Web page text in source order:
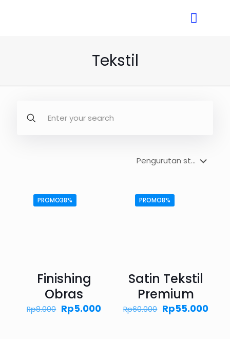
Tekstil
PROMO38%
Finishing
Obras
Rp8.000 Harga
aslinya
Rp5.000Harga
PROMO8%
Satin Tekstil
Premium
Rp60.000 Harga
aslinya
Rp55.000